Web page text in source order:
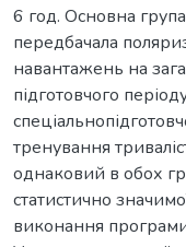
6 год. Основна
передбачала
навантажень на
підготовчого
тренування
однаковий в обох
статистично
виконання